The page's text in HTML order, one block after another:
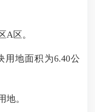
区。
地面积为6.40公
。